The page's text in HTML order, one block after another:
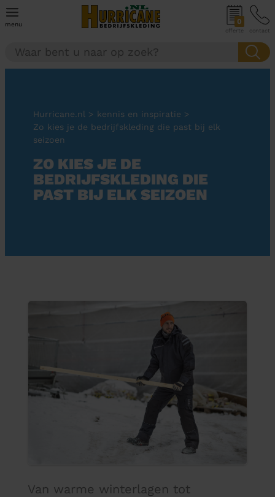
menu 0
offerte contact
Hurricane.nl > kennis en inspiratie >
Zo kies je de bedrijfskleding die past bij elk
seizoen
ZO KIES JE DE
BEDRIJFSKLEDING DIE
PAST BIJ ELK SEIZOEN
Van warme winterlagen tot